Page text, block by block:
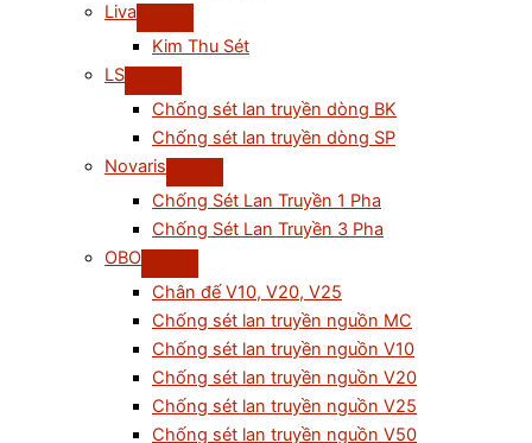
Liva
Kim Thu Sét
LS
Chống sét lan truyền dòng BK
Chống sét lan truyền dòng SP
Novaris
Chống Sét Lan Truyền 1 Pha
Chống Sét Lan Truyền 3 Pha
OBO
Chân đế V10, V20, V25
Chống sét lan truyền nguồn MC
Chống sét lan truyền nguồn V10
Chống sét lan truyền nguồn V20
Chống sét lan truyền nguồn V25
Chống sét lan truyền nguồn V50